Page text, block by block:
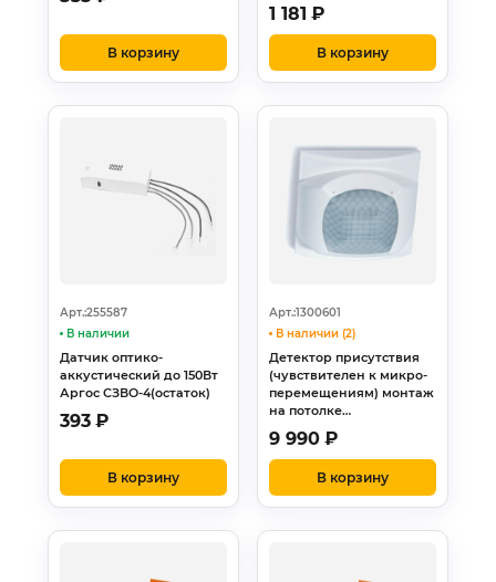
В корзину
1 181 ₽
В корзину
Арт.:255587
В наличии
Датчик оптико-
аккустический до 150Вт
Аргос СЗВО-4(остаток)
393 ₽
В корзину
Арт.:1300601
В наличии (2)
Детектор присутствия
(чувствителен к микро-
перемещениям) монтаж
на потолке…
9 990 ₽
В корзину